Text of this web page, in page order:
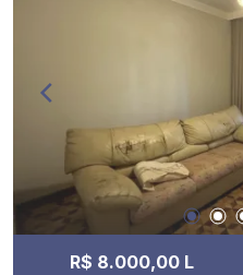
R$ 8.000,00 L